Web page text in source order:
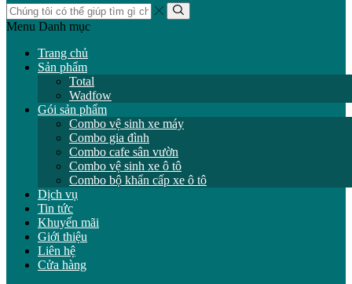
Trường
tìm
Tìm
Menu Danh mục
Trang chủ
Sản phẩm
Total
Wadfow
Gói sản phẩm
Combo vệ sinh xe máy
Combo gia đình
Combo cafe sân vườn
Combo vệ sinh xe ô tô
Combo bộ khẩn cấp xe ô tô
Dịch vụ
Tin tức
Khuyến mãi
Giới thiệu
Liên hệ
Cửa hàng